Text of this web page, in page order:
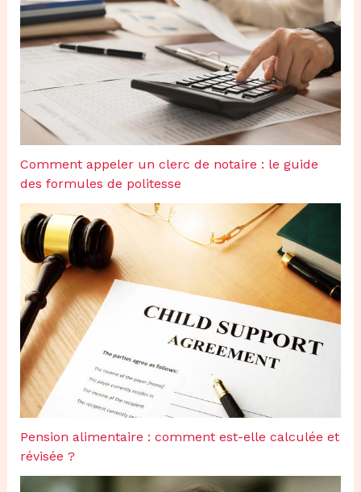
Comment appeler un clerc de notaire : le guide
des formules de politesse
Pension alimentaire : comment est-elle calculée et
révisée ?